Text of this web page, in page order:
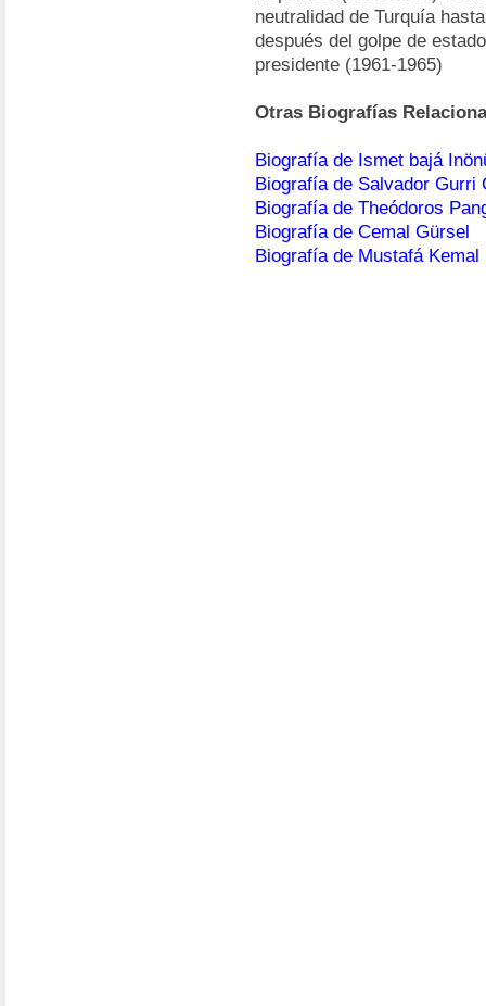
neutralidad de Turquía
después del golpe de
presidente (1961-1965)
Otras Biografías
Biografía de Ismet bajá
Biografía de Salvador Gurri
Biografía de Theódoros
Biografía de Cemal Gürsel
Biografía de Mustafá Kemal